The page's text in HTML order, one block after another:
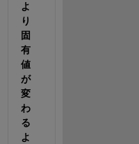
よ
り
固
有
値
が
変
わ
る
よ